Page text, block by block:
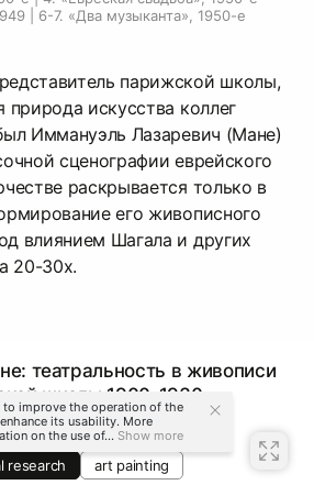
| 6-7. «Два музыканта», 1950-е
парижской школы,
природа искусства коллег
Иммануэль Лазаревич (Мане)
сценографии еврейского
раскрывается только в
его живописного
влиянием Шагала и других
20-30х.
театральность в живописи
школы 1900-1930
Alekseevskaya
research art painting
to improve the operation of the
its usability. More
on the use of... Show more